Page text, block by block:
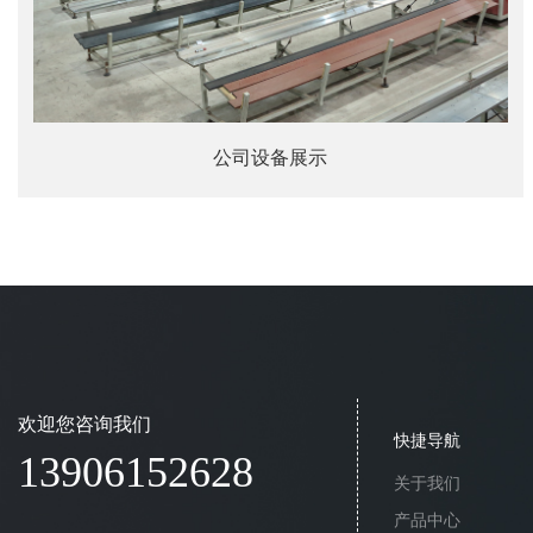
公司设备展示
欢迎您咨询我们
13906152628
快捷导航
关于我们
产品中心